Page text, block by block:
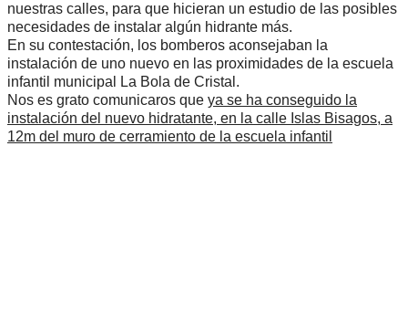
nuestras calles, para que hicieran un estudio de las posibles
necesidades de instalar algún hidrante más.
En su contestación, los bomberos aconsejaban la
instalación de uno nuevo en las proximidades de la escuela
infantil municipal La Bola de Cristal.
Nos es grato comunicaros que ya se ha conseguido la
instalación del nuevo hidratante, en la calle Islas Bisagos, a
12m del muro de cerramiento de la escuela infantil